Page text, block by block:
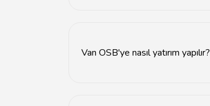
Van OSB'ye nasıl yatırım yapılır?